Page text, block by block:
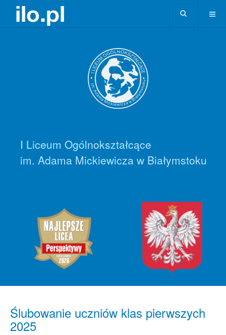
I Liceum Ogólnokształcące
im. Adama Mickiewicza w Białymstoku
Ślubowanie uczniów klas pierwszych
2025